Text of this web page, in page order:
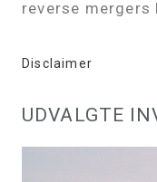
reverse mergers
Disclaimer
UDVALGTE